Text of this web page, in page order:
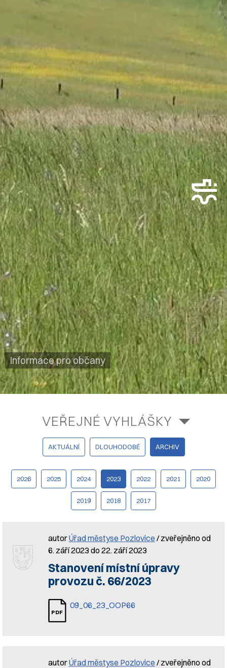
Informace pro občany
VEŘEJNÉ VYHLÁŠKY
AKTUÁLNÍ DLOUHODOBÉ ARCHIV
2026 2025 2024 2023 2022 2021 2020
2019 2018 2017
autorÚřad městyse Pozlovice / zveřejněno od
6. září 2023 do 22. září 2023
Stanovení místní úpravy
provozu č. 66/2023
09_06_23_OOP66
autorÚřad městyse Pozlovice / zveřejněno od